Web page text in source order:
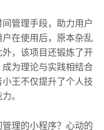
管理手段，助力用户
在使用后，原本杂乱
，该项目还锻炼了开
为理论与实践相结合
王不仅提升了个人技
。
理的小程序？心动的